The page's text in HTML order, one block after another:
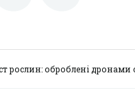
рослин: оброблені